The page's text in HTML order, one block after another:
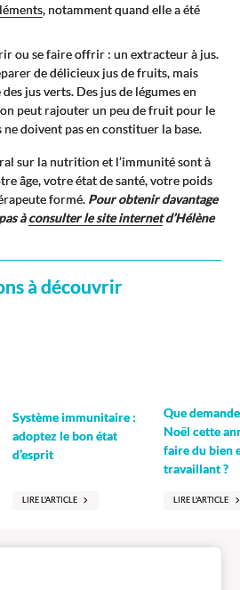
, notamment quand elle a été
ou se faire offrir : un extracteur à jus.
de délicieux jus de fruits, mais
jus verts. Des jus de légumes en
peut rajouter un peu de fruit pour le
doivent pas en constituer la base.
sur la nutrition et l’immunité sont à
âge, votre état de santé, votre poids
formé. Pour obtenir davantage
àconsulter le site internetd’Hélène
à découvrir
Système immunitaire :
adoptez le bon état
d’esprit
LIRE L'ARTICLE
Que
Noël cette
faire du bien
travaillant ?
LIRE L'ARTICLE